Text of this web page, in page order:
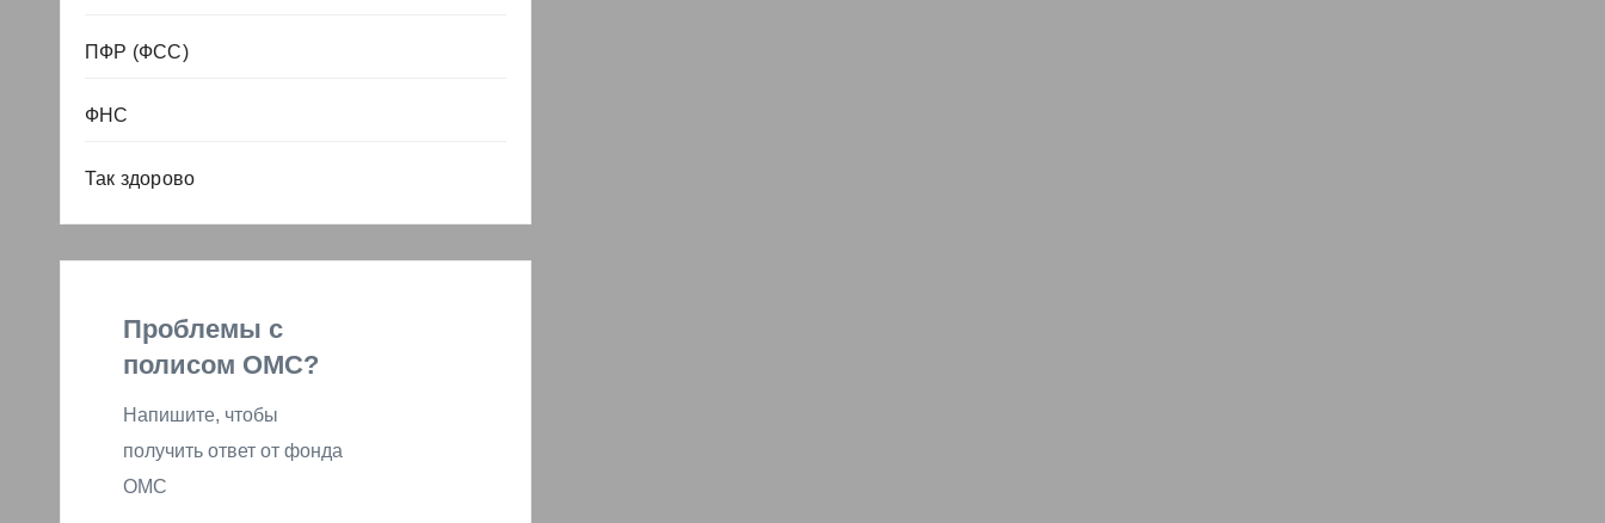
ПФР (ФСС)
ФНС
Так здорово
Проблемы с
полисом ОМС?
Напишите, чтобы
получить ответ от фонда
ОМС